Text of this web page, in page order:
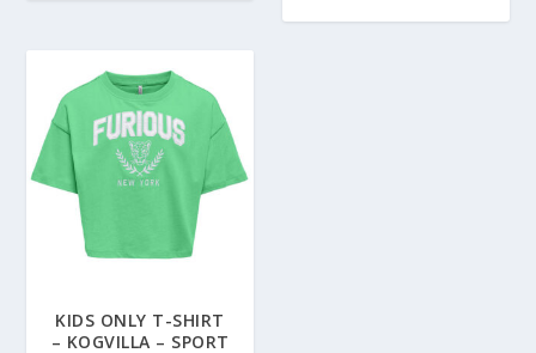
KIDS ONLY T-SHIRT
– KOGVILLA – SPORT